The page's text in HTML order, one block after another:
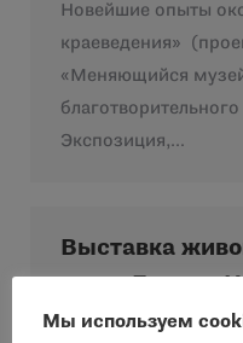
Новейшие опыты
краеведения»
«Меняющийся
Экспозиция,…
Выставка
людей»
Мы используем